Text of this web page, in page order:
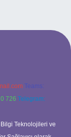
Teams:
726 Telegram:
Teknolojileri ve